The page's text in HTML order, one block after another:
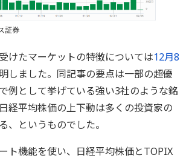
証券
けたマーケットの特徴については12月8
しました。同記事の要点は一部の超優
例として挙げている強い3社のような銘
経平均株価の上下動は多くの投資家の
、というものでした。
ト機能を使い、日経平均株価とTOPIX